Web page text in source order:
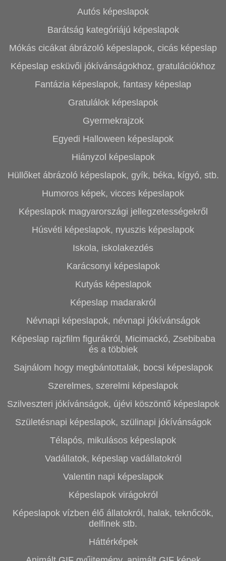
Autós képeslapok
Barátság kategóriájú képeslapok
Mókás cicákat ábrázoló képeslapok, cicás képeslap
Képeslap esküvői jókívánságokhoz, gratulációkhoz
Fantázia képeslapok, fantasy képeslap
Gratulálok képeslapok
Gyermekrajzok
Egyedi Halloween képeslapok
Hiányzol képeslapok
Hüllőket ábrázoló képeslapok, gyík, béka, kígyó, stb.
Humoros képek, vicces képeslapok
Képeslapok magyarországi jellegzetességekről
Húsvéti képeslapok, nyuszis képeslapok
Iskola, iskolakezdés
Karácsonyi képeslapok
Kutyás képeslapok
Képeslap madarakról
Névnapi képeslapok, névnapi jókívánságok
Képeslap rajzfilm figurákról, Micimackó, Zsebibaba
és a többiek
Sajnálom hogy megbántottalak, bocsi képeslapok
Szerelmes, szerelmi képeslapok
Szilveszteri jókívánságok, újévi köszöntő képeslapok
Születésnapi képeslapok, szülinapi jókívánságok
Télapós, mikulásos képeslapok
Vadállatok, képeslap vadállatokról
Valentin napi képeslapok
Képeslapok virágokról
Képeslapok vízben élő állatokról, halak, teknőcök,
delfinek stb.
Háttérképek